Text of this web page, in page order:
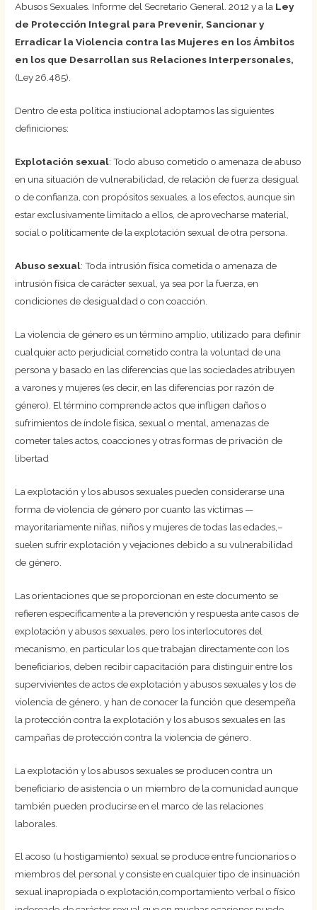
Abusos Sexuales. Informe del Secretario General. 2012 y a la Ley
de Protección Integral para Prevenir, Sancionar y
Erradicar la Violencia contra las Mujeres en los Ámbitos
en los que Desarrollan sus Relaciones Interpersonales,
(Ley 26.485).
Dentro de esta política instiucional adoptamos las siguientes
definiciones:
Explotación sexual: Todo abuso cometido o amenaza de abuso
en una situación de vulnerabilidad, de relación de fuerza desigual
o de confianza, con propósitos sexuales, a los efectos, aunque sin
estar exclusivamente limitado a ellos, de aprovecharse material,
social o políticamente de la explotación sexual de otra persona.
Abuso sexual: Toda intrusión física cometida o amenaza de
intrusión física de carácter sexual, ya sea por la fuerza, en
condiciones de desigualdad o con coacción.
La violencia de género es un término amplio, utilizado para definir
cualquier acto perjudicial cometido contra la voluntad de una
persona y basado en las diferencias que las sociedades atribuyen
a varones y mujeres (es decir, en las diferencias por razón de
género). El término comprende actos que infligen daños o
sufrimientos de índole física, sexual o mental, amenazas de
cometer tales actos, coacciones y otras formas de privación de
libertad
La explotación y los abusos sexuales pueden considerarse una
forma de violencia de género por cuanto las víctimas —
mayoritariamente niñas, niños y mujeres de todas las edades,–
suelen sufrir explotación y vejaciones debido a su vulnerabilidad
de género.
Las orientaciones que se proporcionan en este documento se
refieren específicamente a la prevención y respuesta ante casos de
explotación y abusos sexuales, pero los interlocutores del
mecanismo, en particular los que trabajan directamente con los
beneficiarios, deben recibir capacitación para distinguir entre los
supervivientes de actos de explotación y abusos sexuales y los de
violencia de género, y han de conocer la función que desempeña
la protección contra la explotación y los abusos sexuales en las
campañas de protección contra la violencia de género.
La explotación y los abusos sexuales se producen contra un
beneficiario de asistencia o un miembro de la comunidad aunque
también pueden producirse en el marco de las relaciones
laborales.
El acoso (u hostigamiento) sexual se produce entre funcionarios o
miembros del personal y consiste en cualquier tipo de insinuación
sexual inapropiada o explotación,comportamiento verbal o físico